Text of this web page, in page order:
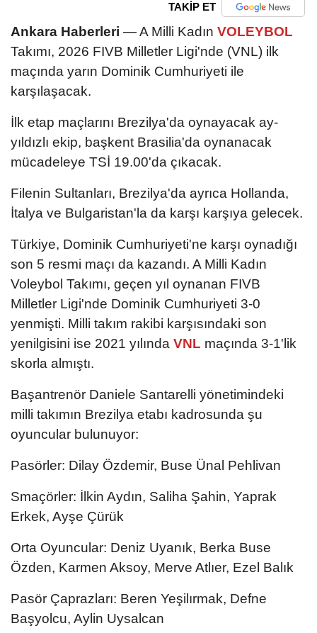
TAKİP ET
Ankara Haberleri — A Milli Kadın VOLEYBOL
Takımı, 2026 FIVB Milletler Ligi'nde (VNL) ilk
maçında yarın Dominik Cumhuriyeti ile
karşılaşacak.
İlk etap maçlarını Brezilya'da oynayacak ay-
yıldızlı ekip, başkent Brasilia'da oynanacak
mücadeleye TSİ 19.00'da çıkacak.
Filenin Sultanları, Brezilya'da ayrıca Hollanda,
İtalya ve Bulgaristan'la da karşı karşıya gelecek.
Türkiye, Dominik Cumhuriyeti'ne karşı oynadığı
son 5 resmi maçı da kazandı. A Milli Kadın
Voleybol Takımı, geçen yıl oynanan FIVB
Milletler Ligi'nde Dominik Cumhuriyeti 3-0
yenmişti. Milli takım rakibi karşısındaki son
yenilgisini ise 2021 yılında VNL maçında 3-1'lik
skorla almıştı.
Başantrenör Daniele Santarelli yönetimindeki
milli takımın Brezilya etabı kadrosunda şu
oyuncular bulunuyor:
Pasörler: Dilay Özdemir, Buse Ünal Pehlivan
Smaçörler: İlkin Aydın, Saliha Şahin, Yaprak
Erkek, Ayşe Çürük
Orta Oyuncular: Deniz Uyanık, Berka Buse
Özden, Karmen Aksoy, Merve Atlıer, Ezel Balık
Pasör Çaprazları: Beren Yeşilırmak, Defne
Başyolcu, Aylin Uysalcan